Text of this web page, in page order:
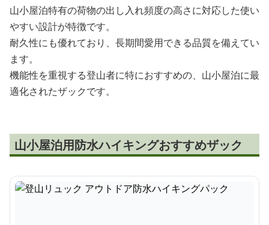
山小屋泊特有の荷物の出し入れ頻度の高さに対応した使い
やすい設計が特徴です。
耐久性にも優れており、長期間愛用できる品質を備えてい
ます。
機能性を重視する登山者に特におすすめの、山小屋泊に最
適化されたザックです。
山小屋泊用防水ハイキングおすすめザック